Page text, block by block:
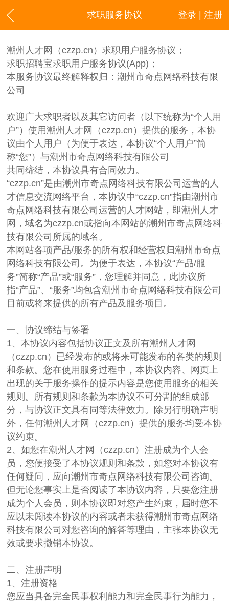
登录 | 注册
求职服务协议
潮州人才网（czzp.cn）求职用户服务协议；
求职招聘宝求职用户服务协议(App)；
本服务协议最终解释权归：潮州市奇点网络科技有限
公司
欢迎广大求职者以及其它访问者（以下统称为“个人用
户”）使用潮州人才网（czzp.cn）提供的服务，本协
议由个人用户（为便于表达，本协议“个人用户”简
称“您”）与潮州市奇点网络科技有限公司
共同缔结，本协议具有合同效力。
“czzp.cn”是由潮州市奇点网络科技有限公司运营的人
才信息交流网络平台，本协议中“czzp.cn”指由潮州市
奇点网络科技有限公司运营的人才网站，即潮州人才
网，域名为czzp.cn或指向本网站的潮州市奇点网络科
技有限公司所属的域名。
本网站各项产品/服务的所有权和经营权归潮州市奇点
网络科技有限公司。为便于表达，本协议“产品/服
务”简称“产品”或“服务”，您理解并同意，此协议所
指“产品”、“服务”均包含潮州市奇点网络科技有限公司
目前或将来提供的所有产品及服务项目。
一、协议缔结与签署
1、本协议内容包括协议正文及所有潮州人才网
（czzp.cn）已经发布的或将来可能发布的各类的规则
和条款。您在使用服务过程中，本协议内容、网页上
出现的关于服务操作的提示内容是您使用服务的相关
规则。所有规则和条款为本协议不可分割的组成部
分，与协议正文具有同等法律效力。除另行明确声明
外，任何潮州人才网（czzp.cn）提供的服务均受本协
议约束。
2、如您在潮州人才网（czzp.cn）注册成为个人会
员，您便接受了本协议规则和条款，如您对本协议有
任何疑问，应向潮州市奇点网络科技有限公司咨询。
但无论您事实上是否阅读了本协议内容，只要您注册
成为个人会员，则本协议即对您产生约束，届时您不
应以未阅读本协议的内容或者未获得潮州市奇点网络
科技有限公司对您咨询的解答等理由，主张本协议无
效或要求撤销本协议。
二、注册声明
1、注册资格
您应当具备完全民事权利能力和完全民事行为能力，